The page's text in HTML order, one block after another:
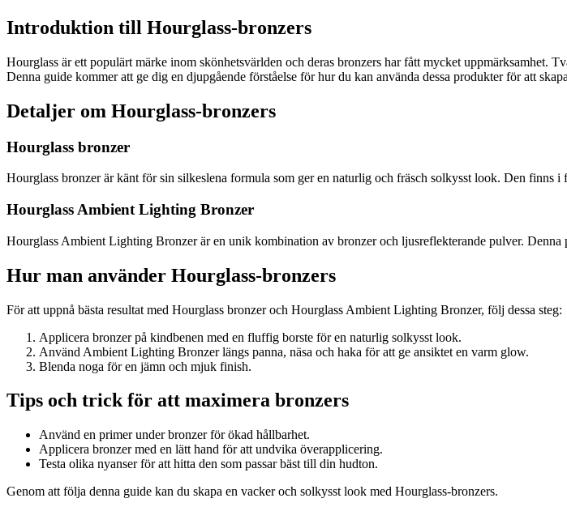
Introduktion till Hourglass-bronzers
Hourglass är ett populärt märke inom skönhetsvärlden och deras bronzers har fått mycket uppmärksamhet.
Denna guide kommer att ge dig en djupgående förståelse för hur du kan använda dessa produkter för att
Detaljer om Hourglass-bronzers
Hourglass bronzer
Hourglass bronzer är känt för sin silkeslena formula som ger en naturlig och fräsch solkysst look. Den finns
Hourglass Ambient Lighting Bronzer
Hourglass Ambient Lighting Bronzer är en unik kombination av bronzer och ljusreflekterande pulver.
Hur man använder Hourglass-bronzers
För att uppnå bästa resultat med Hourglass bronzer och Hourglass Ambient Lighting Bronzer, följ dessa steg:
Applicera bronzer på kindbenen med en fluffig borste för en naturlig solkysst look.
Använd Ambient Lighting Bronzer längs panna, näsa och haka för att ge ansiktet en varm glow.
Blenda noga för en jämn och mjuk finish.
Tips och trick för att maximera bronzers
Använd en primer under bronzer för ökad hållbarhet.
Applicera bronzer med en lätt hand för att undvika överapplicering.
Testa olika nyanser för att hitta den som passar bäst till din hudton.
Genom att följa denna guide kan du skapa en vacker och solkysst look med Hourglass-bronzers.